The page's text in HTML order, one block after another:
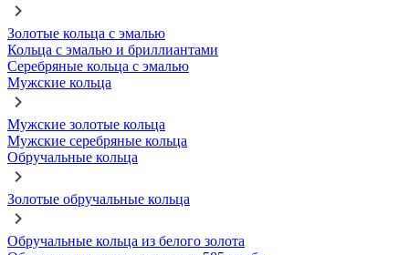
Золотые кольца с эмалью
Кольца с эмалью и бриллиантами
Серебряные кольца с эмалью
Мужские кольца
Мужские золотые кольца
Мужские серебряные кольца
Обручальные кольца
Золотые обручальные кольца
Обручальные кольца из белого золота